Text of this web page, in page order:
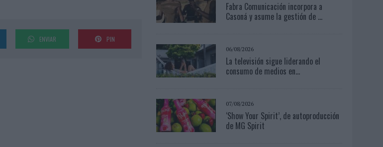
ENVIAR PIN
Fabra Comunicación incorpora a
Casoná y asume la gestión de ...
06/08/2026
La televisión sigue liderando el
consumo de medios en...
07/08/2026
‘Show Your Spirit’, de autoproducción
de MG Spirit